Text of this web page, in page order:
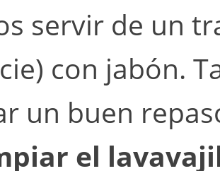
servir de un
con jabón.
un buen
el